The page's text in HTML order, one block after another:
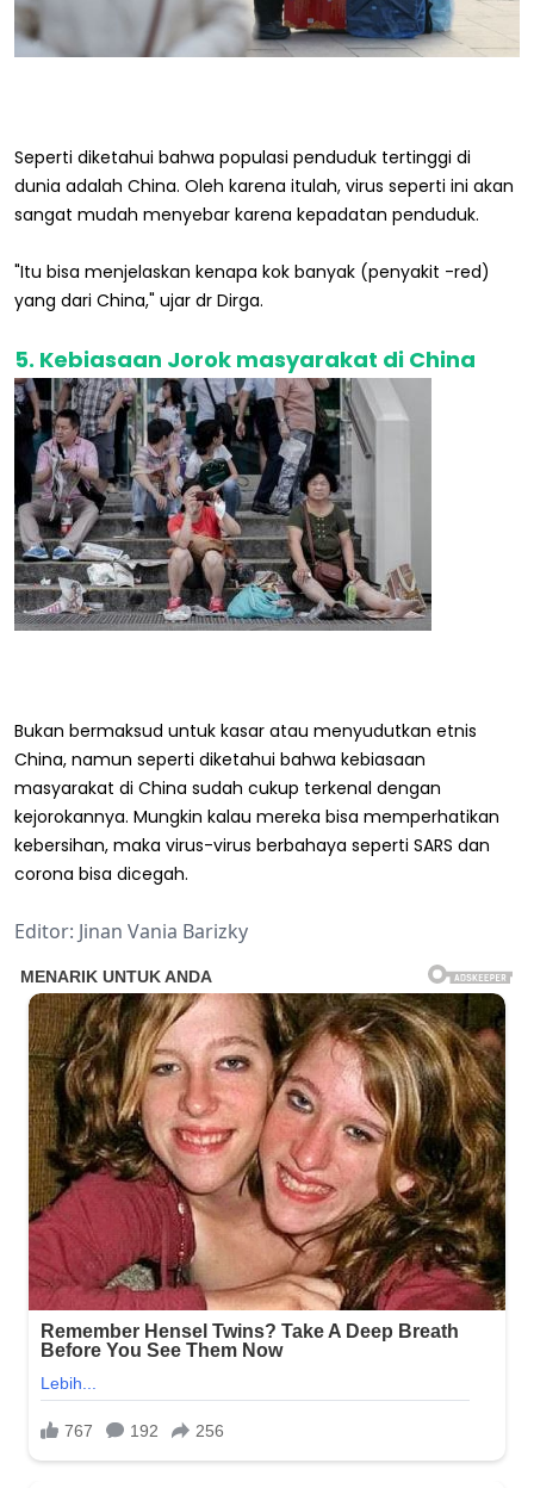
Seperti diketahui bahwa populasi penduduk tertinggi di
dunia adalah China. Oleh karena itulah, virus seperti ini akan
sangat mudah menyebar karena kepadatan penduduk.
"Itu bisa menjelaskan kenapa kok banyak (penyakit -red)
yang dari China," ujar dr Dirga.
5. Kebiasaan Jorok masyarakat di China
Bukan bermaksud untuk kasar atau menyudutkan etnis
China, namun seperti diketahui bahwa kebiasaan
masyarakat di China sudah cukup terkenal dengan
kejorokannya. Mungkin kalau mereka bisa memperhatikan
kebersihan, maka virus-virus berbahaya seperti SARS dan
corona bisa dicegah.
Editor: Jinan Vania Barizky